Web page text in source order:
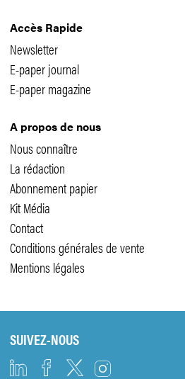
Accès Rapide
Newsletter
E-paper journal
E-paper magazine
A propos de nous
Nous connaître
La rédaction
Abonnement papier
Kit Média
Contact
Conditions générales de vente
Mentions légales
SUIVEZ-NOUS